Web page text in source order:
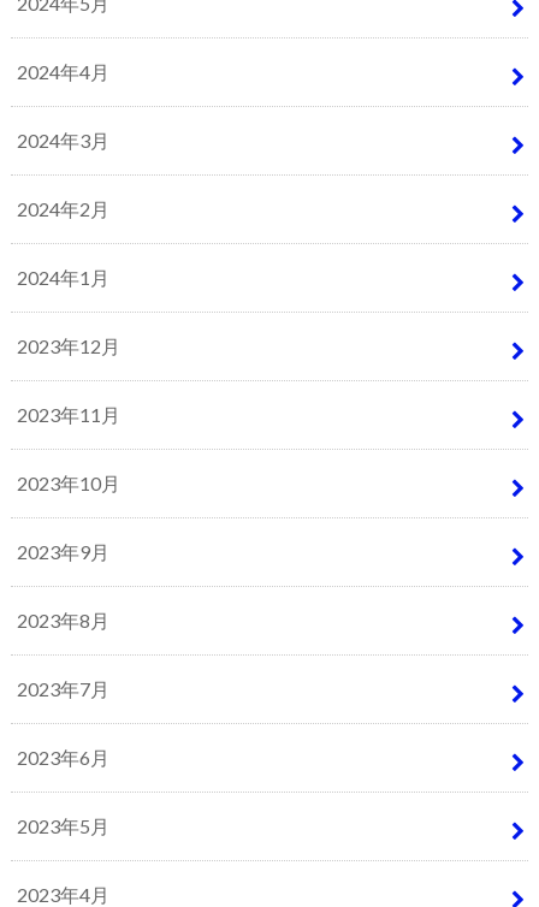
2024年4月
2024年3月
2024年2月
2024年1月
2023年12月
2023年11月
2023年10月
2023年9月
2023年8月
2023年7月
2023年6月
2023年5月
2023年4月